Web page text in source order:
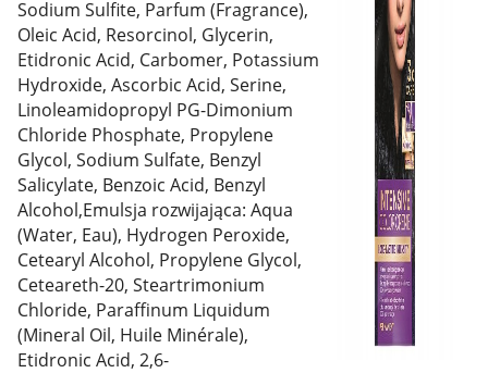
Sodium Sulfite, Parfum (Fragrance),
Oleic Acid, Resorcinol, Glycerin,
Etidronic Acid, Carbomer, Potassium
Hydroxide, Ascorbic Acid, Serine,
Linoleamidopropyl PG-Dimonium
Chloride Phosphate, Propylene
Glycol, Sodium Sulfate, Benzyl
Salicylate, Benzoic Acid, Benzyl
Alcohol,Emulsja rozwijająca: Aqua
(Water, Eau), Hydrogen Peroxide,
Cetearyl Alcohol, Propylene Glycol,
Ceteareth-20, Steartrimonium
Chloride, Paraffinum Liquidum
(Mineral Oil, Huile Minérale),
Etidronic Acid, 2,6-